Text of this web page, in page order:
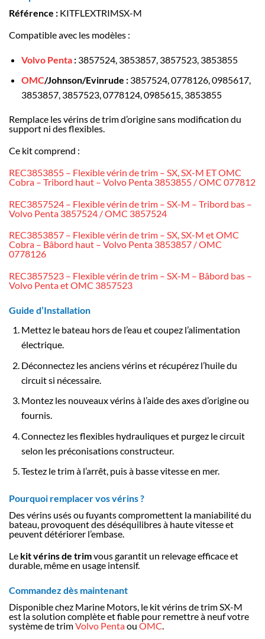
Référence : KITFLEXTRIMSX-M
Compatible avec les modèles :
Volvo Penta:3857524, 3853857, 3857523, 3853855
OMC/Johnson/Evinrude :3857524, 0778126, 0985617,
3853857, 3857523, 0778124, 0985615, 3853855
Remplace les vérins de trim d’origine sans modification du
support ni des flexibles.
Ce kit comprend :
REC3853855 – Flexible vérin de trim – SX, SX-M ET OMC
Cobra – Tribord haut – Volvo Penta 3853855 / OMC 077812
REC3857524 – Flexible vérin de trim – SX-M – Tribord bas –
Volvo Penta 3857524 / OMC 3857524
REC3853857 – Flexible vérin de trim – SX, SX-M et OMC
Cobra – Bâbord haut – Volvo Penta 3853857 / OMC
0778126
REC3857523 – Flexible vérin de trim – SX-M – Bâbord bas –
Volvo Penta et OMC 3857523
Guide d’Installation
Mettez le bateau hors de l’eau et coupez l’alimentation
électrique.
Déconnectez les anciens vérins et récupérez l’huile du
circuit si nécessaire.
Montez les nouveaux vérins à l’aide des axes d’origine ou
fournis.
Connectez les flexibles hydrauliques et purgez le circuit
selon les préconisations constructeur.
Testez le trim à l’arrêt, puis à basse vitesse en mer.
Pourquoi remplacer vos vérins ?
Des vérins usés ou fuyants compromettent la maniabilité du
bateau, provoquent des déséquilibres à haute vitesse et
peuvent détériorer l’embase.
Le kit vérins de trimvous garantit un relevage efficace et
durable, même en usage intensif.
Commandez dès maintenant
Disponible chez Marine Motors, le kit vérins de trim SX-M
est la solution complète et fiable pour remettre à neuf votre
système de trimVolvo Pentaou OMC